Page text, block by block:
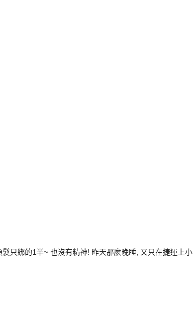
只綁的1半~ 也沒有精神! 昨天那麼晚睡, 又只在捷運上小